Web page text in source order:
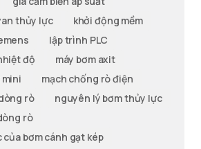
thủy lực
khởi động mềm
lập trình PLC
độ
máy bơm axit
mạch chống rò điện
rò
nguyên lý bơm thủy lực
rò
bơm cánh gạt kép